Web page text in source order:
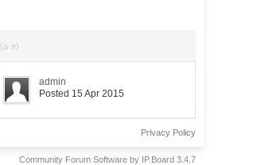
(а-я)
admin
Posted 15 Apr 2015
Privacy Policy
Community Forum Software by IP.Board 3.4.7